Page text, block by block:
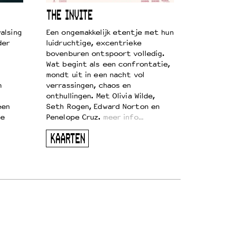
THE INVITE
Een ongemakkelijk etentje met hun
luidruchtige, excentrieke
bovenburen ontspoort volledig.
Wat begint als een confrontatie,
mondt uit in een nacht vol
verrassingen, chaos en
onthullingen. Met Olivia Wilde,
Seth Rogen, Edward Norton en
Penelope Cruz. meer info…
KAARTEN